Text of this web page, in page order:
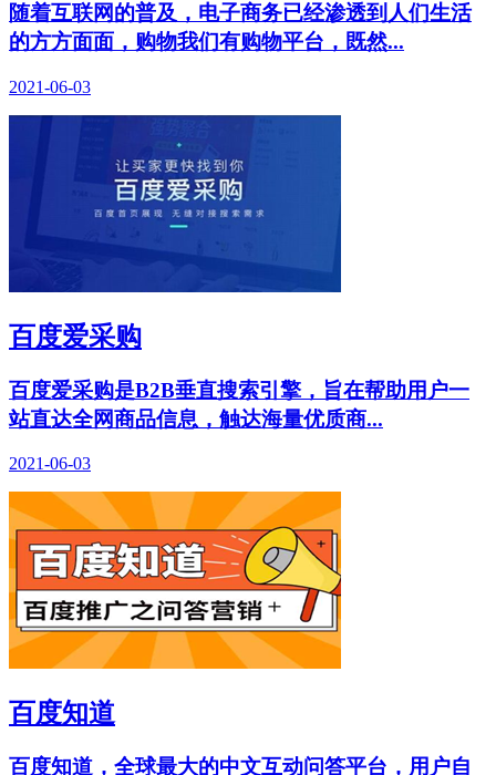
随着互联网的普及，电子商务已经渗透到人们生活
的方方面面，购物我们有购物平台，既然...
2021-06-03
百度爱采购
百度爱采购是B2B垂直搜索引擎，旨在帮助用户一
站直达全网商品信息，触达海量优质商...
2021-06-03
百度知道
百度知道，全球最大的中文互动问答平台，用户自